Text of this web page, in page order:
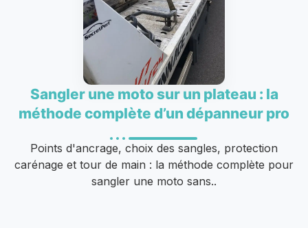
Sangler une moto sur un plateau : la
méthode complète d’un dépanneur pro
Points d'ancrage, choix des sangles, protection
carénage et tour de main : la méthode complète pour
sangler une moto sans..